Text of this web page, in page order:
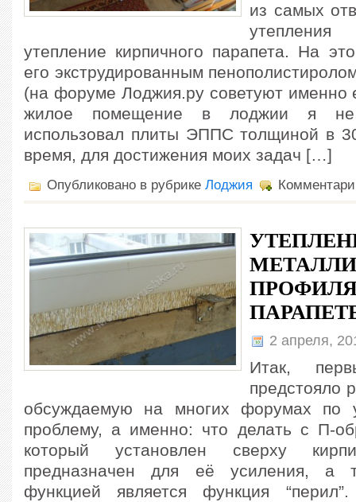
из самых
утепление кирпичного парапета. На
его экструдированным
(на форуме Лоджия.ру советуют именно
жилое помещение в лоджии я не
использовал плиты ЭППС толщиной в
время, для достижения моих задач […]
Опубликовано в рубрике Лоджия
2 апреля,
Итак,
предстояло
обсуждаемую на многих форумах по
проблему, а именно: что делать c П-
который установлен сверху
предназначен для её усиления, а
функцией является функция